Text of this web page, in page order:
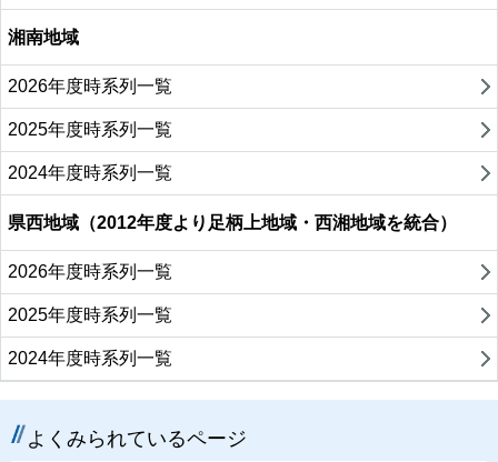
湘南地域
2026年度時系列一覧
2025年度時系列一覧
2024年度時系列一覧
県西地域（2012年度より足柄上地域・西湘地域を統合）
2026年度時系列一覧
2025年度時系列一覧
2024年度時系列一覧
よくみられているページ